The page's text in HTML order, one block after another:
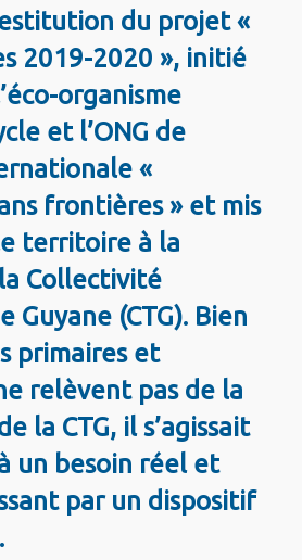
du projet «
2019-2020 », initié
organisme
et l’ONG de
«
frontières » et mis
territoire à la
Collectivité
Guyane (CTG). Bien
primaires et
relèvent pas de la
la CTG, il s’agissait
un besoin réel et
par un dispositif